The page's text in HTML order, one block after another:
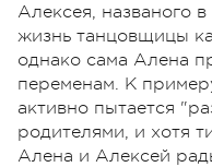
Алексея, названого
жизнь танцовщицы
однако сама Алена
переменам. К
активно пытается
родителями, и хотя
Алена и Алексей